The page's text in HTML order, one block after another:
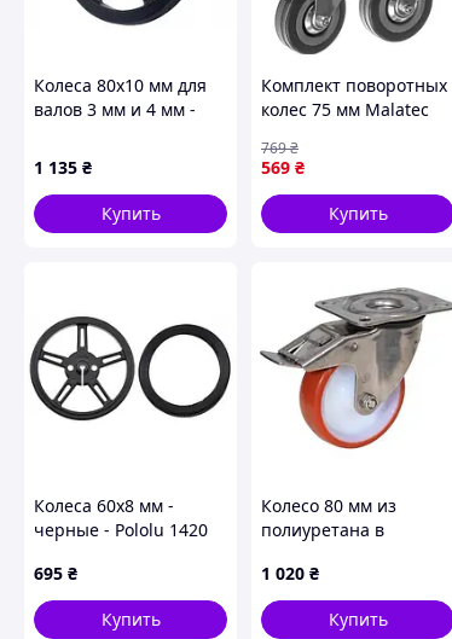
Колеса 80x10 мм для
валов 3 мм и 4 мм -
1 135 ₴
Купить
Комплект поворотных
колес 75 мм Malatec
тележек и мебели
(комплект 4 шт.до 220
кг)
569 ₴
769₴
Купить
Колеса 60x8 мм -
черные - Pololu 1420
695 ₴
Купить
Колесо 80 мм из
полиуретана в
кронштейне из
нержавеющей стали с
площадкой и
1 020 ₴
Купить